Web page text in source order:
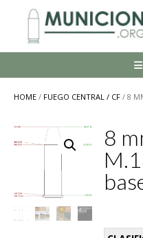
contenido
HOME / FUEGO CENTRAL / CF / 8
8